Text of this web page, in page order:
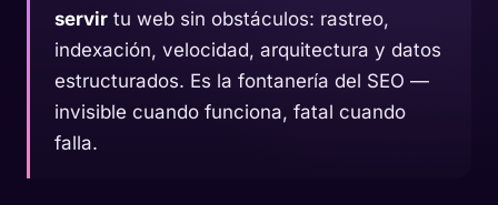
servir tu web sin obstáculos: rastreo,
indexación, velocidad, arquitectura y datos
estructurados. Es la fontanería del SEO —
invisible cuando funciona, fatal cuando
falla.